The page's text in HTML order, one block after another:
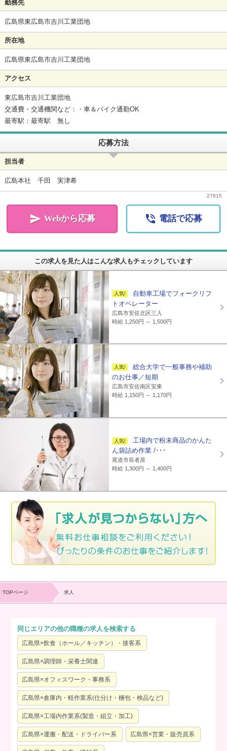
勤務先
広島県東広島市吉川工業団地
所在地
広島県東広島市吉川工業団地
アクセス
東広島市吉川工業団地
交通費・交通機関など：・車＆バイク通勤OK
最寄駅：最寄駅 無し
応募方法
担当者
広島本社 千田 実津希
27615
 Webから応募  電話で応募
この求人を見た人はこんな求人もチェックしています
自動車工場でフォークリフ
トオペレーター
広島市安佐北区三入
時給 1,250円 ～ 1,500円
総合大学で一般事務や補助
のお仕事／短期
広島市安佐南区安東
時給 1,150円 ～ 1,170円
工場内で粉末商品のかんた
ん袋詰め作業 /･･･
尾道市長者原
時給 1,300円 ～ 1,400円
TOPページ 求人
同じエリアの他の職種の求人を検索する
広島県×飲食（ホール／キッチン）・接客系
広島県×調理師・栄養士関連
広島県×オフィスワーク・事務系
広島県×倉庫内・軽作業系(仕分け・梱包・検品など)
広島県×工場内作業系(製造・組立・加工)
広島県×運搬・配送・ドライバー系 広島県×営業・販売員系